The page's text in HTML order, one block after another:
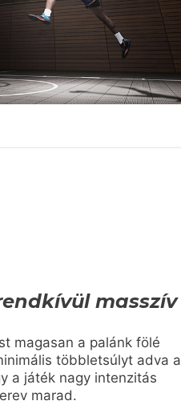
masszív
magasan a palánk fölé
többletsúlyt adva a
a játék nagy intenzitás
marad.